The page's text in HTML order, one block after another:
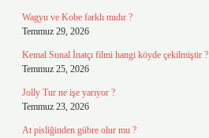
Wagyu ve Kobe farklı mıdır ?
Temmuz 29, 2026
Kemal Sunal İnatçı filmi hangi köyde çekilmiştir ?
Temmuz 25, 2026
Jolly Tur ne işe yarıyor ?
Temmuz 23, 2026
At pisliğinden gübre olur mu ?